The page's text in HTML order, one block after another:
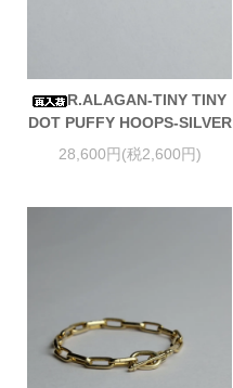
R.ALAGAN-TINY TINY
DOT PUFFY HOOPS-SILVER
28,600円(税2,600円)